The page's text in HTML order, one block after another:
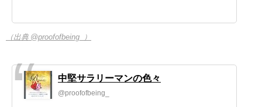
（出典 @proofofbeing_）
中堅サラリーマンの色々
@proofofbeing_